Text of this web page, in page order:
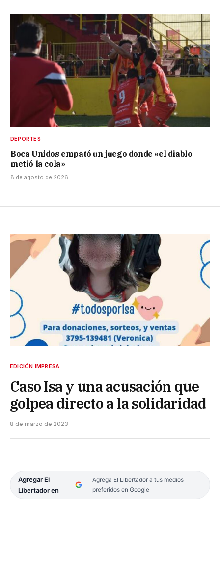
DEPORTES
Boca Unidos empató un juego donde «el diablo
metió la cola»
8 de agosto de 2026
EDICIÓN IMPRESA
Caso Isa y una acusación que
golpea directo a la solidaridad
8 de marzo de 2023
Agregar El
Libertador en
Agrega El Libertador a tus medios
preferidos en Google